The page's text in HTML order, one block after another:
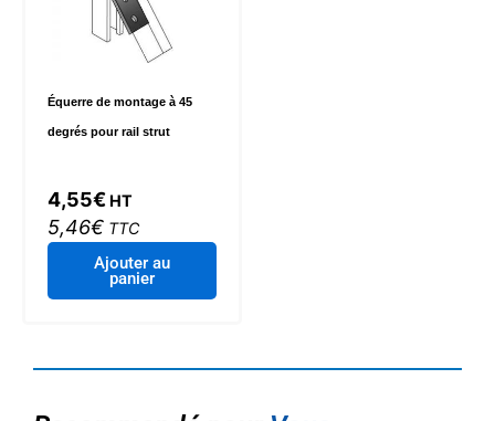
Équerre de montage à 45
degrés pour rail strut
4,55€HT
5,46€TTC
Ajouter au
panier